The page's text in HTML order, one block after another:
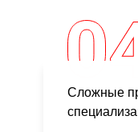
Сложные